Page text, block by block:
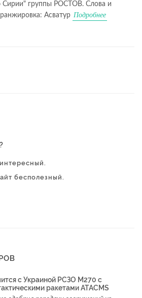
Сирии" группы РОСТОВ. Слова и
Асватур Подробнее
бесполезный.
с Украиной РСЗО М270 с
ракетами ATACMS